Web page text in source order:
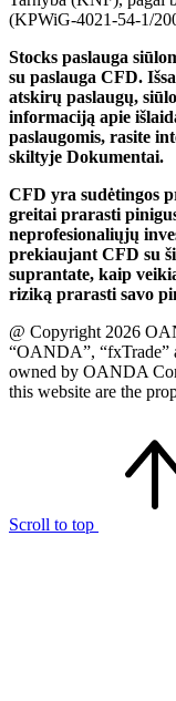
(KPWiG-4021-54-1/
Stocks paslauga
su paslauga CFD.
atskirų paslaugų,
informaciją apie
paslaugomis, rasite
skiltyje Dokumentai.
CFD yra sudėtingos
greitai prarasti
neprofesionaliųjų
prekiaujant CFD su
suprantate, kaip
riziką prarasti savo
@ Copyright 2026
“OANDA”, “fxTrade”
owned by OANDA
this website are the
Scroll to top